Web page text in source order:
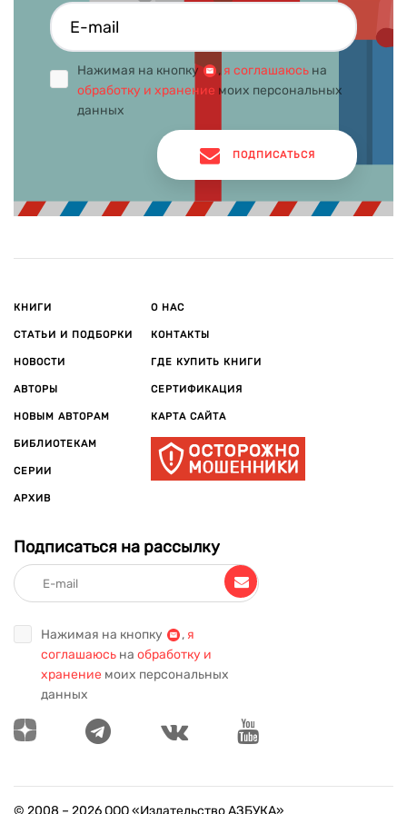
нет места ненависти к «инородцам», где нет места насилию
и убийствам. Марк Леви живет в Лондоне, – ему нравится
Англия; в одном из интервью он сказал: «Я хочу, чтобы мой
сын воспитывался именно в таком мире –
мультикультурном, многоэтническом, терпимом и
цивилизованном».
Нажимая на кнопку , я соглашаюсь на
обработку и хранение моих персональных
данных
ПОДПИСАТЬСЯ
КНИГИ
СТАТЬИ И ПОДБОРКИ
НОВОСТИ
АВТОРЫ
НОВЫМ АВТОРАМ
БИБЛИОТЕКАМ
СЕРИИ
АРХИВ
О НАС
КОНТАКТЫ
ГДЕ КУПИТЬ КНИГИ
СЕРТИФИКАЦИЯ
КАРТА САЙТА
Подписаться на рассылку
Нажимая на кнопку , я
соглашаюсь на обработку и
хранение моих персональных
данных
© 2008 – 2026ООО «Издательство АЗБУКА»